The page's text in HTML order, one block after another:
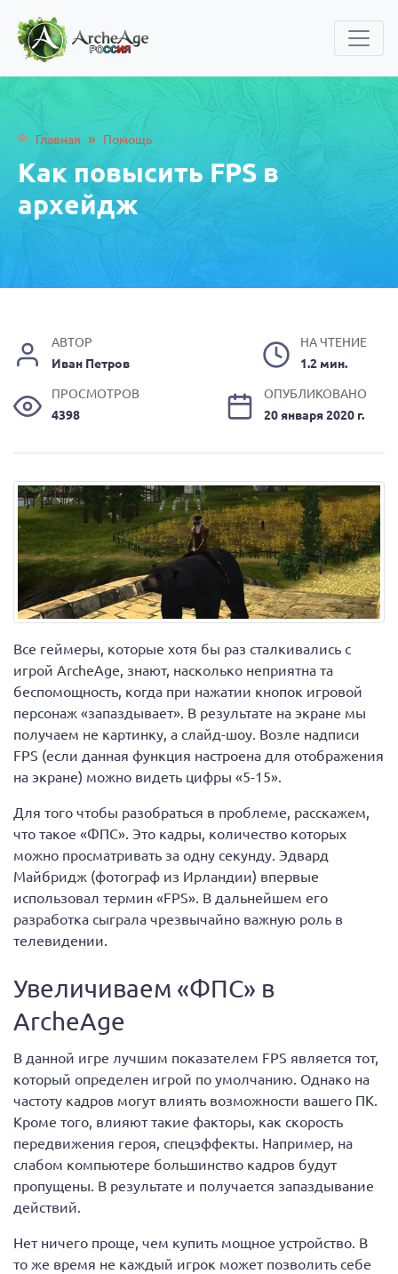
Главная » Помощь
Как повысить FPS в
архейдж
АВТОР
Иван Петров
НА ЧТЕНИЕ
1.2 мин.
ПРОСМОТРОВ
4398
ОПУБЛИКОВАНО
20 января 2020 г.
Все геймеры, которые хотя бы раз сталкивались с
игрой ArcheAge, знают, насколько неприятна та
беспомощность, когда при нажатии кнопок игровой
персонаж «запаздывает». В результате на экране мы
получаем не картинку, а слайд-шоу. Возле надписи
FPS (если данная функция настроена для отображения
на экране) можно видеть цифры «5-15».
Для того чтобы разобраться в проблеме, расскажем,
что такое «ФПС». Это кадры, количество которых
можно просматривать за одну секунду. Эдвард
Майбридж (фотограф из Ирландии) впервые
использовал термин «FPS». В дальнейшем его
разработка сыграла чрезвычайно важную роль в
телевидении.
Увеличиваем «ФПС» в
ArcheAge
В данной игре лучшим показателем FPS является тот,
который определен игрой по умолчанию. Однако на
частоту кадров могут влиять возможности вашего ПК.
Кроме того, влияют такие факторы, как скорость
передвижения героя, спецэффекты. Например, на
слабом компьютере большинство кадров будут
пропущены. В результате и получается запаздывание
действий.
Нет ничего проще, чем купить мощное устройство. В
то же время не каждый игрок может позволить себе